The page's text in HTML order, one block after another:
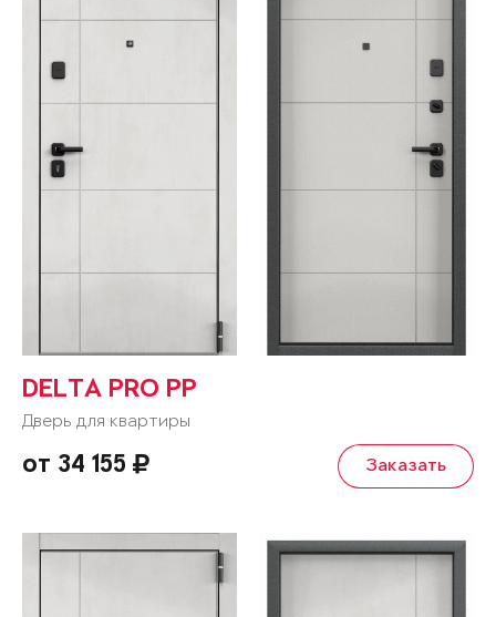
DELTA PRO PP
Дверь для квартиры
от 34 155 Заказать